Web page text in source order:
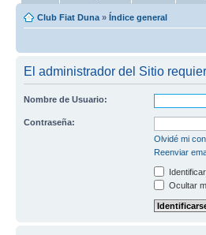
Club Fiat Duna » Índice general
El administrador del Sitio
Nombre de Usuario:
Contraseña:
Olvidé mi
Reenviar
Ocultar